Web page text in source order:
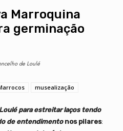
Marroquina
germinação
de Loulé
musealização
para estreitar laços tendo
de entendimento nos pilares: